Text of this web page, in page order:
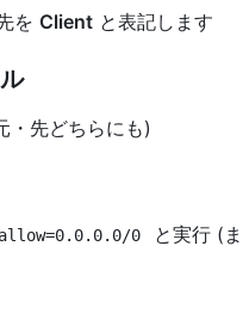
を Client と表記します
・先どちらにも)
0 と実行 (